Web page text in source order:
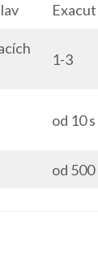
Exacut
1-3
od 10 s
od 500